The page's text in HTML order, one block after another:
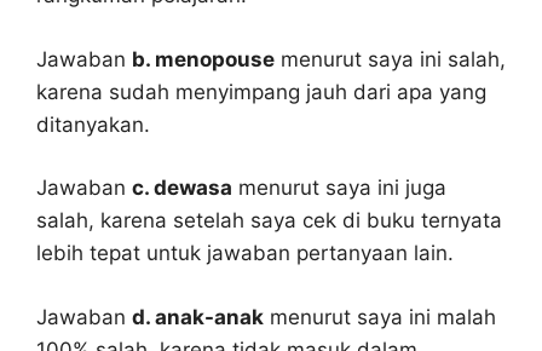
Jawaban b. menopouse menurut saya ini salah,
karena sudah menyimpang jauh dari apa yang
ditanyakan.
Jawaban c. dewasa menurut saya ini juga
salah, karena setelah saya cek di buku ternyata
lebih tepat untuk jawaban pertanyaan lain.
Jawaban d. anak-anak menurut saya ini malah